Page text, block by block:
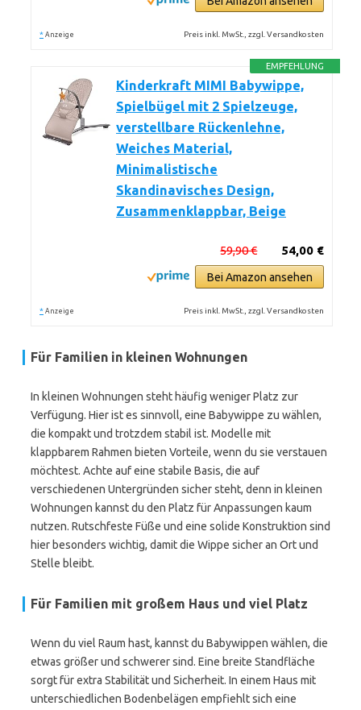
* Anzeige Preis inkl. MwSt., zzgl. Versandkosten
EMPFEHLUNG
Kinderkraft MIMI Babywippe,
Spielbügel mit 2 Spielzeuge,
verstellbare Rückenlehne,
Weiches Material,
Minimalistische
Skandinavisches Design,
Zusammenklappbar, Beige
54,00 €
59,90 €
Bei Amazon ansehen
* Anzeige Preis inkl. MwSt., zzgl. Versandkosten
Für Familien in kleinen Wohnungen
In kleinen Wohnungen steht häufig weniger Platz zur
Verfügung. Hier ist es sinnvoll, eine Babywippe zu wählen,
die kompakt und trotzdem stabil ist. Modelle mit
klappbarem Rahmen bieten Vorteile, wenn du sie verstauen
möchtest. Achte auf eine stabile Basis, die auf
verschiedenen Untergründen sicher steht, denn in kleinen
Wohnungen kannst du den Platz für Anpassungen kaum
nutzen. Rutschfeste Füße und eine solide Konstruktion sind
hier besonders wichtig, damit die Wippe sicher an Ort und
Stelle bleibt.
Für Familien mit großem Haus und viel Platz
Wenn du viel Raum hast, kannst du Babywippen wählen, die
etwas größer und schwerer sind. Eine breite Standfläche
sorgt für extra Stabilität und Sicherheit. In einem Haus mit
unterschiedlichen Bodenbelägen empfiehlt sich eine